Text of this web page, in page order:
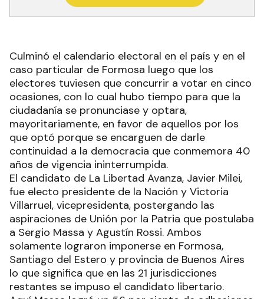
Culminó el calendario electoral en el país y en el
caso particular de Formosa luego que los
electores tuviesen que concurrir a votar en cinco
ocasiones, con lo cual hubo tiempo para que la
ciudadanía se pronunciase y optara,
mayoritariamente, en favor de aquellos por los
que optó porque se encarguen de darle
continuidad a la democracia que conmemora 40
años de vigencia ininterrumpida.
El candidato de La Libertad Avanza, Javier Milei,
fue electo presidente de la Nación y Victoria
Villarruel, vicepresidenta, postergando las
aspiraciones de Unión por la Patria que postulaba
a Sergio Massa y Agustín Rossi. Ambos
solamente lograron imponerse en Formosa,
Santiago del Estero y provincia de Buenos Aires
lo que significa que en las 21 jurisdicciones
restantes se impuso el candidato libertario.